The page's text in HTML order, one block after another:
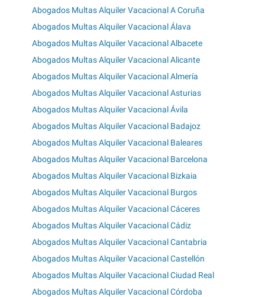
Abogados Multas Alquiler Vacacional A Coruña
Abogados Multas Alquiler Vacacional Álava
Abogados Multas Alquiler Vacacional Albacete
Abogados Multas Alquiler Vacacional Alicante
Abogados Multas Alquiler Vacacional Almería
Abogados Multas Alquiler Vacacional Asturias
Abogados Multas Alquiler Vacacional Ávila
Abogados Multas Alquiler Vacacional Badajoz
Abogados Multas Alquiler Vacacional Baleares
Abogados Multas Alquiler Vacacional Barcelona
Abogados Multas Alquiler Vacacional Bizkaia
Abogados Multas Alquiler Vacacional Burgos
Abogados Multas Alquiler Vacacional Cáceres
Abogados Multas Alquiler Vacacional Cádiz
Abogados Multas Alquiler Vacacional Cantabria
Abogados Multas Alquiler Vacacional Castellón
Abogados Multas Alquiler Vacacional Ciudad Real
Abogados Multas Alquiler Vacacional Córdoba